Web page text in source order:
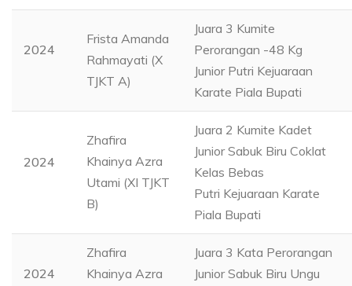
2024
Frista Amanda
Rahmayati (X
TJKT A)
Juara 3 Kumite
Perorangan -48 Kg
Junior Putri Kejuaraan
Karate Piala Bupati
2024
Zhafira
Khainya Azra
Utami (XI TJKT
B)
Juara 2 Kumite Kadet
Junior Sabuk Biru Coklat
Kelas Bebas
Putri Kejuaraan Karate
Piala Bupati
2024
Zhafira
Khainya Azra
Juara 3 Kata Perorangan
Junior Sabuk Biru Ungu